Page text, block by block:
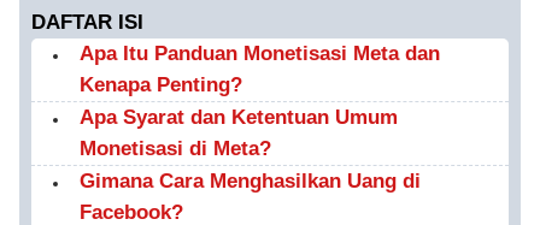
DAFTAR ISI
Apa Itu Panduan Monetisasi Meta dan
Kenapa Penting?
Apa Syarat dan Ketentuan Umum
Monetisasi di Meta?
Gimana Cara Menghasilkan Uang di
Facebook?